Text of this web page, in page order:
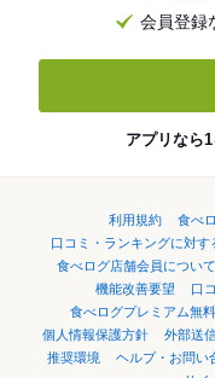
会員登録
アプリなら
利用規約 食べ
口コミ・ランキングに対す
食べログ店舗会員について
機能改善要望
口
食べログプレミアム無
個人情報保護方針
外部送
推奨環境
ヘルプ・お問い